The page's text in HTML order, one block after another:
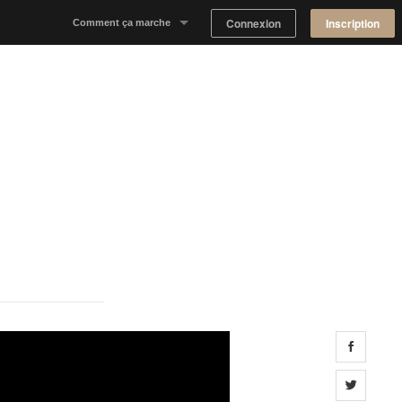
Comment ça marche Connexion Inscription